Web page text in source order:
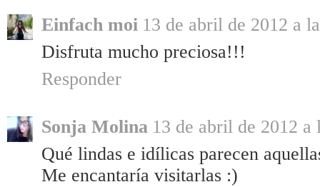
Einfach moi 13 de abril de 2012 a
Disfruta mucho preciosa!!!
Responder
Sonja Molina 13 de abril de 2012 a
Qué lindas e idílicas parecen
Me encantaría visitarlas :)